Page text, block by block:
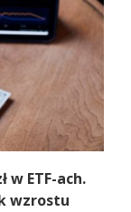
w ETF-ach.
wzrostu